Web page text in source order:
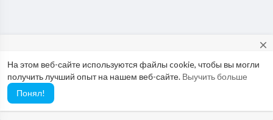
На этом веб-сайте используются файлы cookie, чтобы вы могли
получить лучший опыт на нашем веб-сайте. Выучить больше
Понял!
close
Would you like to report possible abuse to our Abuse Team? If so,
please use this email: abuse@vimo.cam